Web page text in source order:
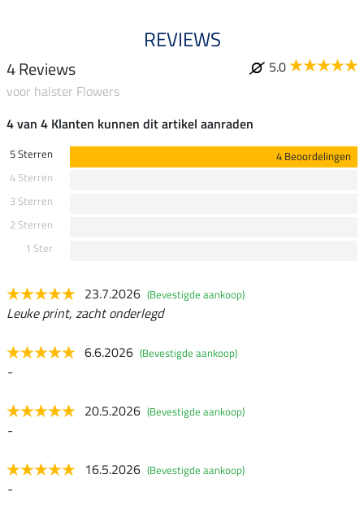
REVIEWS
4 Reviews
5.0
voor halster Flowers
4 van 4 Klanten kunnen dit artikel aanraden
5 Sterren
4 Beoordelingen
4 Sterren
3 Sterren
2 Sterren
1 Ster
23.7.2026 (Bevestigde aankoop)
Leuke print, zacht onderlegd
6.6.2026 (Bevestigde aankoop)
-
20.5.2026 (Bevestigde aankoop)
-
16.5.2026 (Bevestigde aankoop)
-